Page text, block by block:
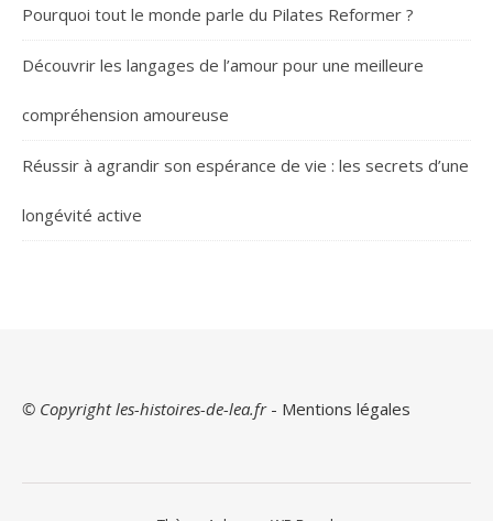
Pourquoi tout le monde parle du Pilates Reformer ?
Découvrir les langages de l’amour pour une meilleure
compréhension amoureuse
Réussir à agrandir son espérance de vie : les secrets d’une
longévité active
© Copyright les-histoires-de-lea.fr- Mentions légales